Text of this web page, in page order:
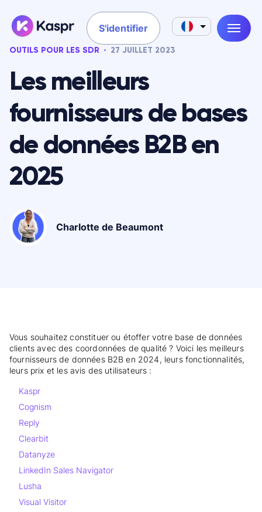
S'identifier
OUTILS POUR LES SDR 27 JUILLET 2023
Les meilleurs
fournisseurs de bases
de données B2B en
2025
Charlotte de Beaumont
Vous souhaitez constituer ou étoffer votre base de données
clients avec des coordonnées de qualité ? Voici les meilleurs
fournisseurs de données B2B en 2024, leurs fonctionnalités,
leurs prix et les avis des utilisateurs :
Kaspr
Cognism
Reply
Clearbit
Datanyze
LinkedIn Sales Navigator
Lusha
Visual Visitor